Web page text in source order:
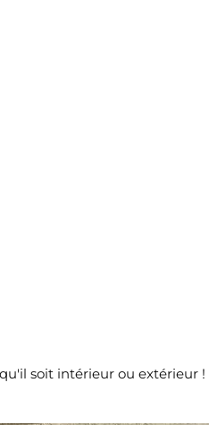
soit intérieur ou extérieur !